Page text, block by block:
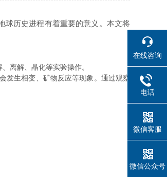
历史进程有着重要的意义。本文将
离解、晶化等实验操作。
生相变、矿物反应等现象。通过观察
在线咨询
电话
微信客服
微信公众号